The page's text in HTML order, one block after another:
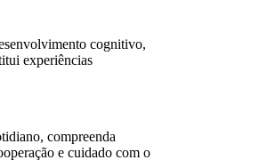
cognitivo,
experiências
compreenda
e cuidado com o